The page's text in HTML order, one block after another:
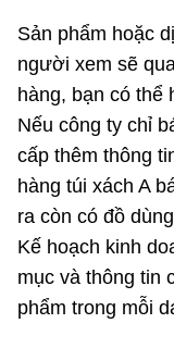
Sản phẩm hoặc
người xem sẽ
hàng, bạn có thể
Nếu công ty chỉ
cấp thêm thông
hàng túi xách A
ra còn có đồ
Kế hoạch kinh
mục và thông tin
phẩm trong mỗi